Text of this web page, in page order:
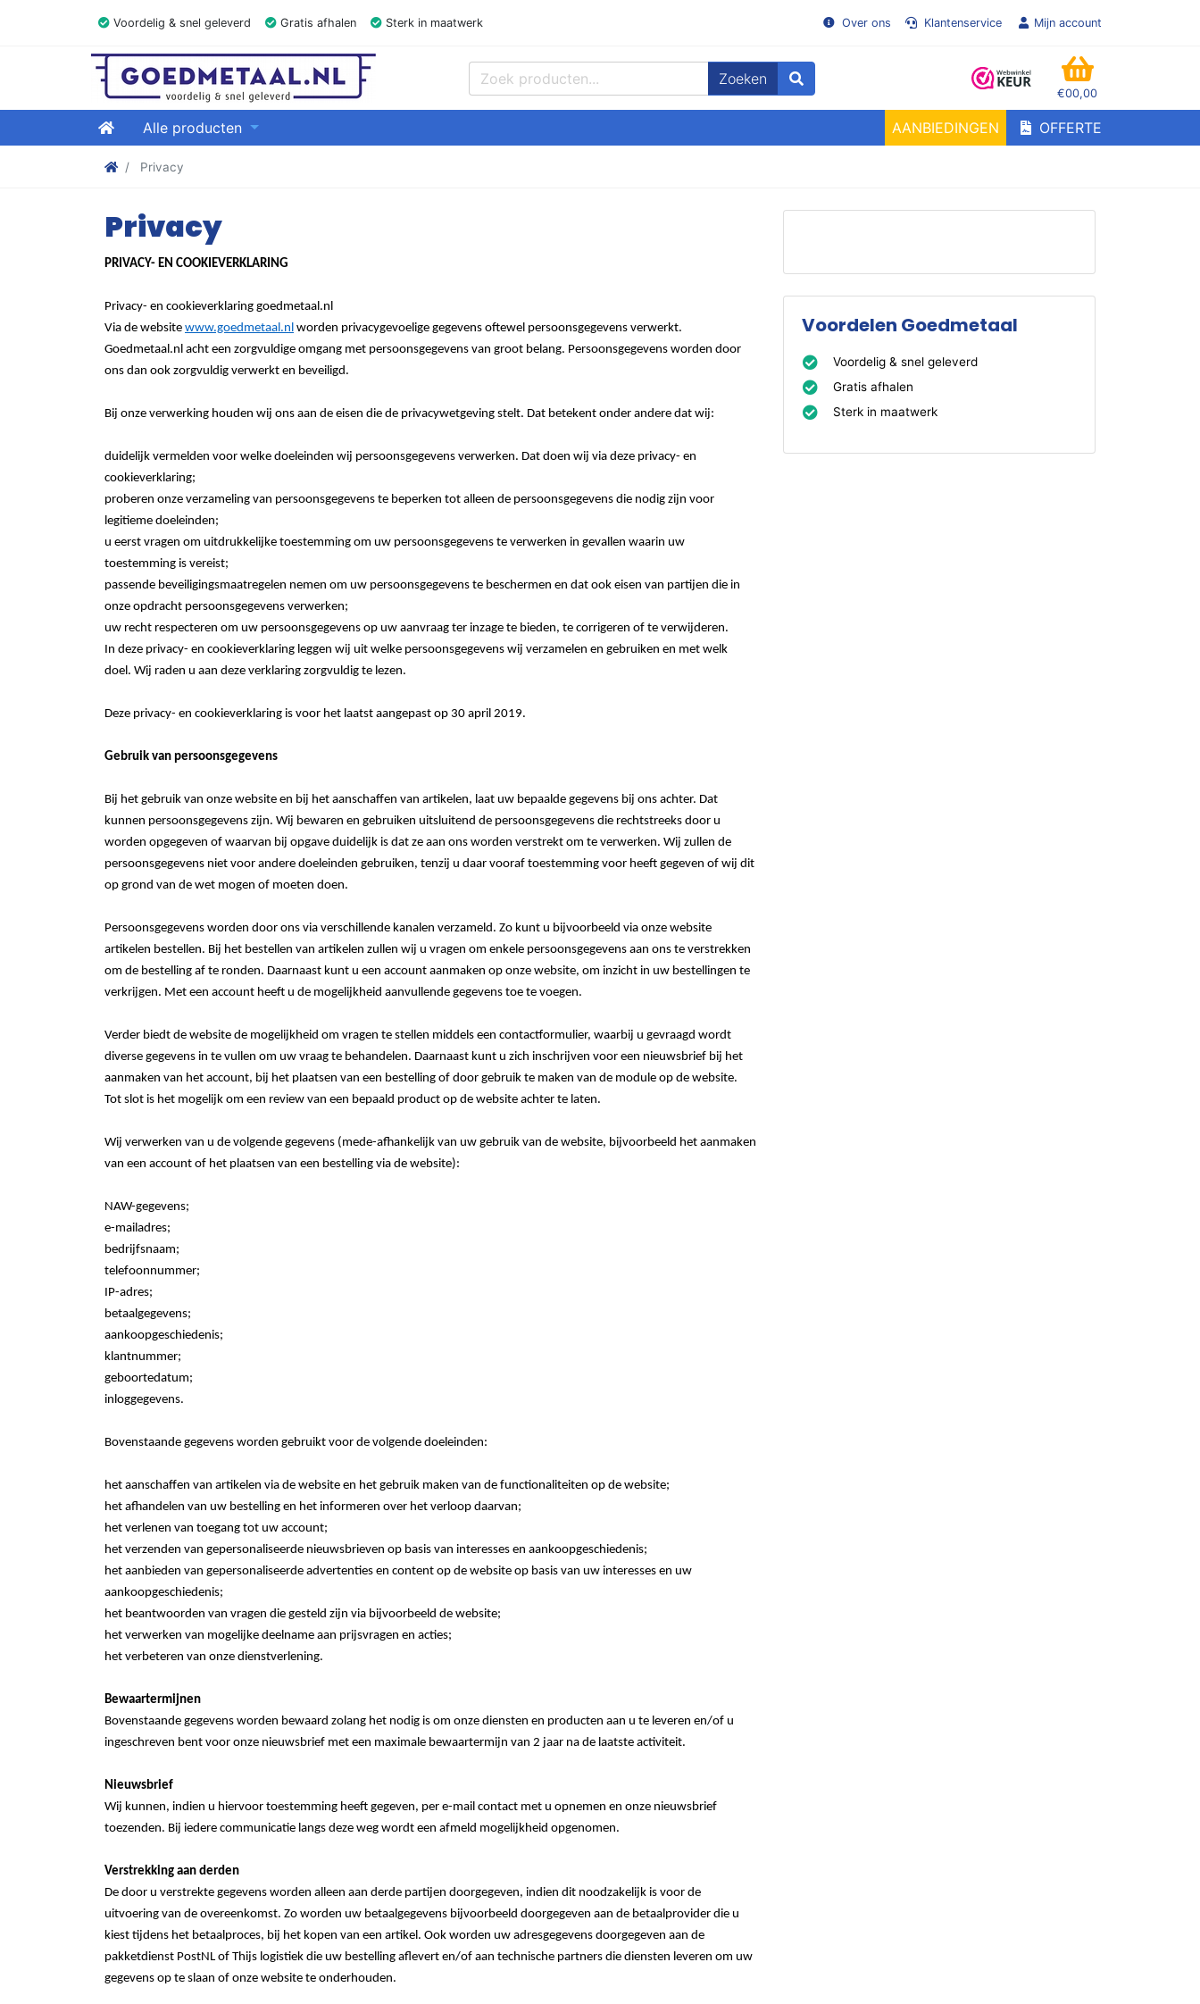
Voordelig & snel geleverd Gratis afhalen Sterk in maatwerk Over ons Klantenservice Mijn account
GOEDMETAAL.NL
Zoeken
€00,00
WINKELMANDJE
HomeAlle producten AANBIEDINGEN OFFERTE
Stalen kokers, hoekstaal, Balk, Buizen Plat, Strippen, Plaat en meer! Goedmetaal voor de beste prijzen!
Privacy
Privacy
PRIVACY- EN COOKIEVERKLARING
Privacy- en cookieverklaring goedmetaal.nl
Via de website www.goedmetaal.nl worden privacygevoelige gegevens oftewel persoonsgegevens verwerkt.
Goedmetaal.nl acht een zorgvuldige omgang met persoonsgegevens van groot belang. Persoonsgegevens worden door
ons dan ook zorgvuldig verwerkt en beveiligd.
Bij onze verwerking houden wij ons aan de eisen die de privacywetgeving stelt. Dat betekent onder andere dat wij:
duidelijk vermelden voor welke doeleinden wij persoonsgegevens verwerken. Dat doen wij via deze privacy- en
cookieverklaring;
proberen onze verzameling van persoonsgegevens te beperken tot alleen de persoonsgegevens die nodig zijn voor
legitieme doeleinden;
u eerst vragen om uitdrukkelijke toestemming om uw persoonsgegevens te verwerken in gevallen waarin uw
toestemming is vereist;
passende beveiligingsmaatregelen nemen om uw persoonsgegevens te beschermen en dat ook eisen van partijen die in
onze opdracht persoonsgegevens verwerken;
uw recht respecteren om uw persoonsgegevens op uw aanvraag ter inzage te bieden, te corrigeren of te verwijderen.
In deze privacy- en cookieverklaring leggen wij uit welke persoonsgegevens wij verzamelen en gebruiken en met welk
doel. Wij raden u aan deze verklaring zorgvuldig te lezen.
Deze privacy- en cookieverklaring is voor het laatst aangepast op 30 april 2019.
Gebruik van persoonsgegevens
Bij het gebruik van onze website en bij het aanschaffen van artikelen, laat uw bepaalde gegevens bij ons achter. Dat
kunnen persoonsgegevens zijn. Wij bewaren en gebruiken uitsluitend de persoonsgegevens die rechtstreeks door u
worden opgegeven of waarvan bij opgave duidelijk is dat ze aan ons worden verstrekt om te verwerken. Wij zullen de
persoonsgegevens niet voor andere doeleinden gebruiken, tenzij u daar vooraf toestemming voor heeft gegeven of wij dit
op grond van de wet mogen of moeten doen.
Persoonsgegevens worden door ons via verschillende kanalen verzameld. Zo kunt u bijvoorbeeld via onze website
artikelen bestellen. Bij het bestellen van artikelen zullen wij u vragen om enkele persoonsgegevens aan ons te verstrekken
om de bestelling af te ronden. Daarnaast kunt u een account aanmaken op onze website, om inzicht in uw bestellingen te
verkrijgen. Met een account heeft u de mogelijkheid aanvullende gegevens toe te voegen.
Verder biedt de website de mogelijkheid om vragen te stellen middels een contactformulier, waarbij u gevraagd wordt
diverse gegevens in te vullen om uw vraag te behandelen. Daarnaast kunt u zich inschrijven voor een nieuwsbrief bij het
aanmaken van het account, bij het plaatsen van een bestelling of door gebruik te maken van de module op de website.
Tot slot is het mogelijk om een review van een bepaald product op de website achter te laten.
Wij verwerken van u de volgende gegevens (mede-afhankelijk van uw gebruik van de website, bijvoorbeeld het aanmaken
van een account of het plaatsen van een bestelling via de website):
NAW-gegevens;
e-mailadres;
bedrijfsnaam;
telefoonnummer;
IP-adres;
betaalgegevens;
aankoopgeschiedenis;
klantnummer;
geboortedatum;
inloggegevens.
Bovenstaande gegevens worden gebruikt voor de volgende doeleinden:
het aanschaffen van artikelen via de website en het gebruik maken van de functionaliteiten op de website;
het afhandelen van uw bestelling en het informeren over het verloop daarvan;
het verlenen van toegang tot uw account;
het verzenden van gepersonaliseerde nieuwsbrieven op basis van interesses en aankoopgeschiedenis;
het aanbieden van gepersonaliseerde advertenties en content op de website op basis van uw interesses en uw
aankoopgeschiedenis;
het beantwoorden van vragen die gesteld zijn via bijvoorbeeld de website;
het verwerken van mogelijke deelname aan prijsvragen en acties;
het verbeteren van onze dienstverlening.
Bewaartermijnen
Bovenstaande gegevens worden bewaard zolang het nodig is om onze diensten en producten aan u te leveren en/of u
ingeschreven bent voor onze nieuwsbrief met een maximale bewaartermijn van 2 jaar na de laatste activiteit.
Nieuwsbrief
Wij kunnen, indien u hiervoor toestemming heeft gegeven, per e-mail contact met u opnemen en onze nieuwsbrief
toezenden. Bij iedere communicatie langs deze weg wordt een afmeld mogelijkheid opgenomen.
Verstrekking aan derden
De door u verstrekte gegevens worden alleen aan derde partijen doorgegeven, indien dit noodzakelijk is voor de
uitvoering van de overeenkomst. Zo worden uw betaalgegevens bijvoorbeeld doorgegeven aan de betaalprovider die u
kiest tijdens het betaalproces, bij het kopen van een artikel. Ook worden uw adresgegevens doorgegeven aan de
pakketdienst PostNL of Thijs logistiek die uw bestelling aflevert en/of aan technische partners die diensten leveren om uw
gegevens op te slaan of onze website te onderhouden.
Voordelen Goedmetaal
Voordelig & snel geleverd
Gratis afhalen
Sterk in maatwerk